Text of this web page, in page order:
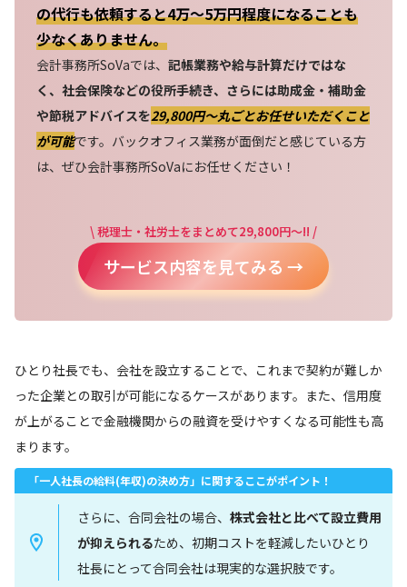
の代行も依頼すると4万～5万円程度になることも
少なくありません。
会計事務所SoVaでは、 記帳業務や給与計算だけではな
く、社会保険などの役所手続き、さらには助成金・補助金
や節税アドバイスを29,800円〜丸ごとお任せいただくこと
が可能です。バックオフィス業務が面倒だと感じている方
は、ぜひ会計事務所SoVaにお任せください！
\ 税理士・社労士をまとめて29,800円～!! /
サービス内容を見てみる →
ひとり社長でも、会社を設立することで、これまで契約が難しか
った企業との取引が可能になるケースがあります。また、信用度
が上がることで金融機関からの融資を受けやすくなる可能性も高
まります。
「一人社長の給料(年収)の決め方」に関するここがポイント！
さらに、合同会社の場合、 株式会社と比べて設立費用
が抑えられるため、初期コストを軽減したいひとり
社長にとって合同会社は現実的な選択肢です。